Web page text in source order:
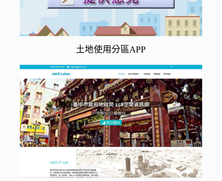
土地使用分區APP